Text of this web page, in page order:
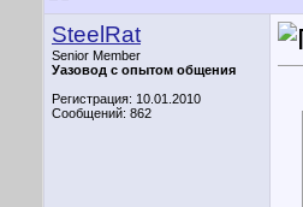
SteelRat
Senior Member
Уазовод с опытом общения
Регистрация: 10.01.2010
Сообщений: 862